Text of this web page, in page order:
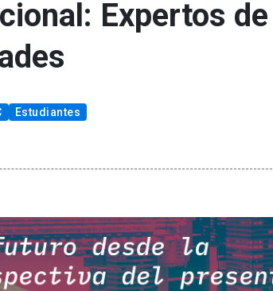
Expertos
Estudiantes